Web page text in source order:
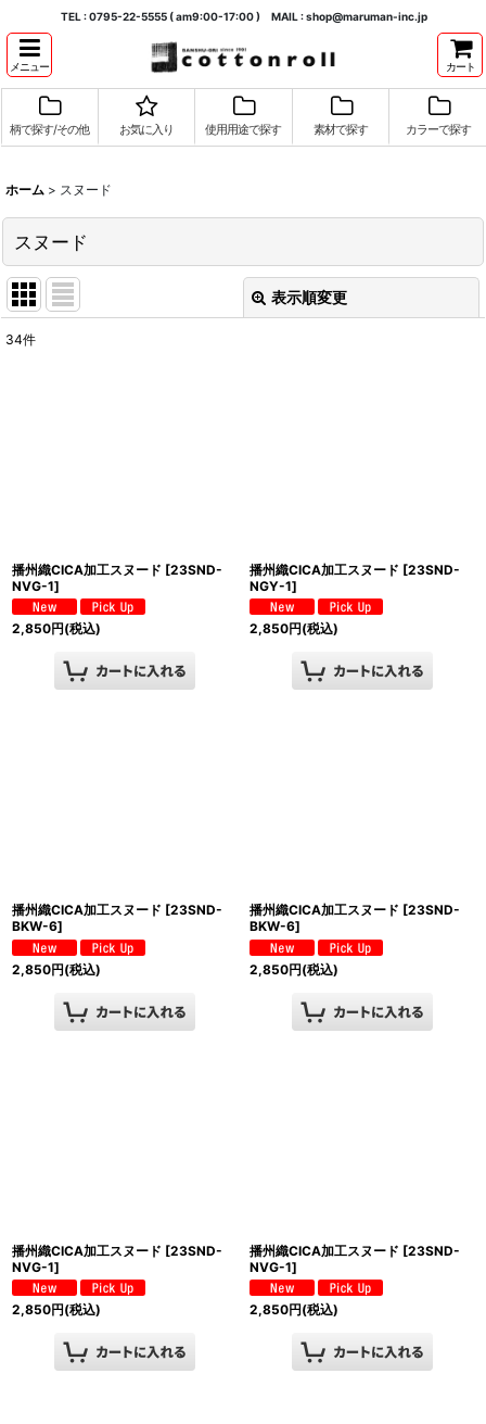
TEL : 0795-22-5555 ( am9:00-17:00 ) MAIL : shop@maruman-inc.jp
メニュー カート
柄で探す/その他 お気に入り 使用用途で探す 素材で探す カラーで探す
ホーム > スヌード
スヌード
表示順変更
34件
播州織CICA加工スヌード [23SND-
NVG-1]
2,850円(税込)
播州織CICA加工スヌード [23SND-
NGY-1]
2,850円(税込)
播州織CICA加工スヌード [23SND-
BKW-6]
2,850円(税込)
播州織CICA加工スヌード [23SND-
BKW-6]
2,850円(税込)
播州織CICA加工スヌード [23SND-
NVG-1]
2,850円(税込)
播州織CICA加工スヌード [23SND-
NVG-1]
2,850円(税込)